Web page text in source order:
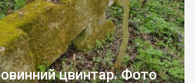
цвинтар. Фото